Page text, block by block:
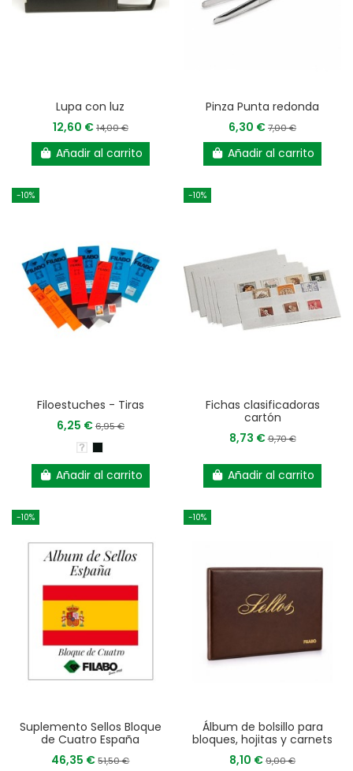
Lupa con luz
12,60 €14,00 €
Añadir al carrito
Pinza Punta redonda
6,30 €7,00 €
Añadir al carrito
-10%
Filoestuches - Tiras
6,25 €6,95 €
Añadir al carrito
-10%
Fichas clasificadoras
cartón
8,73 €9,70 €
Añadir al carrito
-10%
Suplemento Sellos Bloque
de Cuatro España
46,35 €51,50 €
-10%
Álbum de bolsillo para
bloques, hojitas y carnets
8,10 €9,00 €